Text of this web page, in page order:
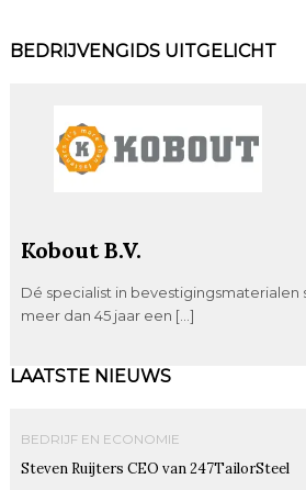
BEDRIJVENGIDS UITGELICHT
Kobout B.V.
Dé specialist in bevestigingsmaterialen
meer dan 45 jaar een […]
LAATSTE NIEUWS
BEDRIJF EN ECONOMIE
Steven Ruijters CEO van 247TailorSteel